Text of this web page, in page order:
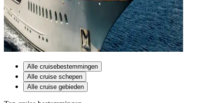
Alle cruisebestemmingen
Alle cruise schepen
Alle cruise gebieden